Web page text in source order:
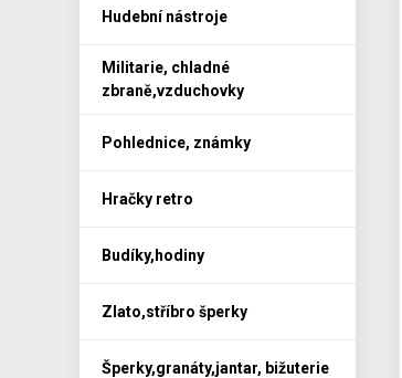
Hudební nástroje
Militarie, chladné
zbraně,vzduchovky
Pohlednice, známky
Hračky retro
Budíky,hodiny
Zlato,stříbro šperky
Šperky,granáty,jantar, bižuterie